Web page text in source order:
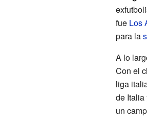
fue Los
para la
A lo
Con el
liga
de Italia
un